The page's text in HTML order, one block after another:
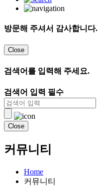
방문해 주셔서 감사합니다.
Close
검색어를 입력해 주세요.
검색어 입력 필수
Close
커뮤니티
Home
커뮤니티